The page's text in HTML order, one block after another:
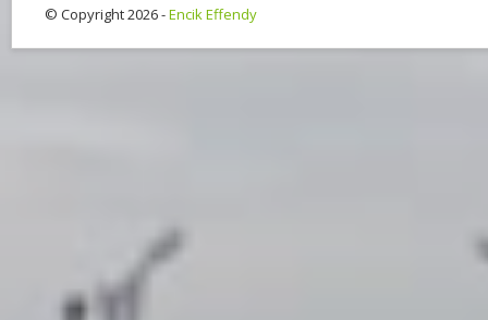
© Copyright 2026 -Encik Effendy